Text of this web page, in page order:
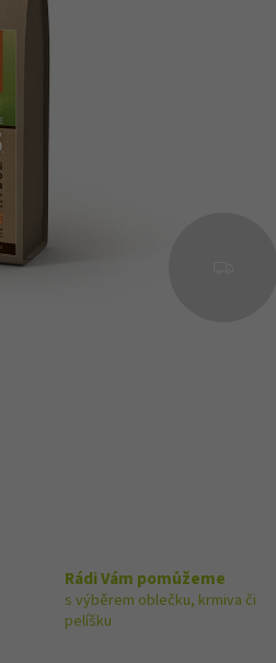
Rádi Vám pomůžeme
s výběrem oblečku, krmiva či
pelíšku